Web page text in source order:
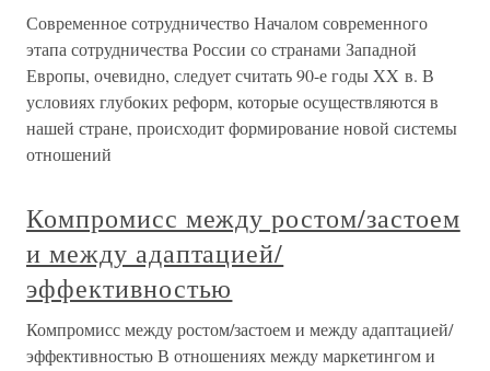
Современное сотрудничество Началом современного
этапа сотрудничества России со странами Западной
Европы, очевидно, следует считать 90-е годы XX в. В
условиях глубоких реформ, которые осуществляются в
нашей стране, происходит формирование новой системы
отношений
Компромисс между ростом/застоем
и между адаптацией/
эффективностью
Компромисс между ростом/застоем и между адаптацией/
эффективностью В отношениях между маркетингом и